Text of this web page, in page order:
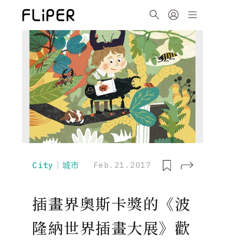
City｜城市 Feb.21.2017
插畫界奧斯卡獎的《波
隆納世界插畫大展》歡